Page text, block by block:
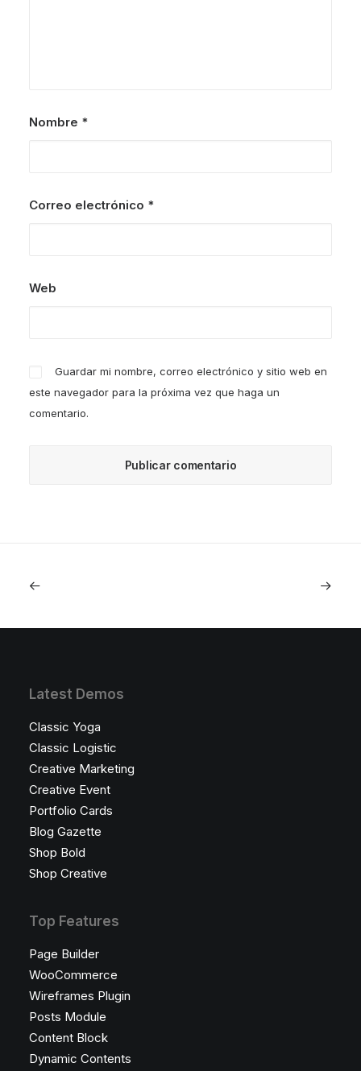
Nombre *
Correo electrónico *
Web
Guardar mi nombre, correo electrónico y sitio web en
este navegador para la próxima vez que haga un
comentario.
Latest Demos
Classic Yoga
Classic Logistic
Creative Marketing
Creative Event
Portfolio Cards
Blog Gazette
Shop Bold
Shop Creative
Top Features
Page Builder
WooCommerce
Wireframes Plugin
Posts Module
Content Block
Dynamic Contents